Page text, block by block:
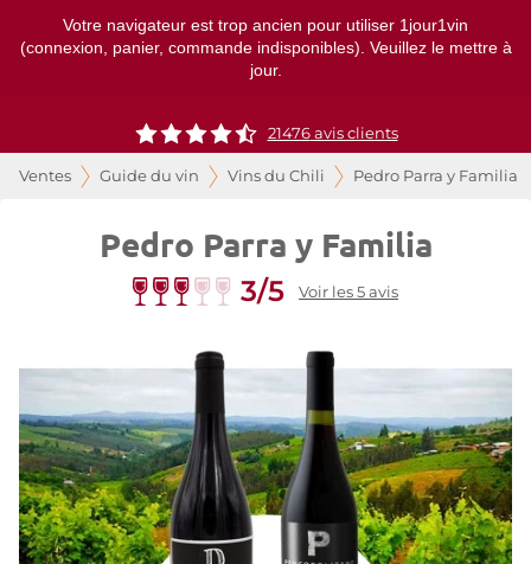
Votre navigateur est trop ancien pour utiliser 1jour1vin
(connexion, panier, commande indisponibles). Veuillez le mettre à
jour.
21476avis clients
Ventes Guide du vin Vins du Chili Pedro Parra y Familia
Pedro Parra y Familia
3/5 Voir les 5 avis